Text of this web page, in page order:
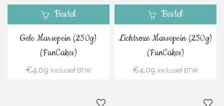
Bestel
Gele Marsepein (250g)
(FunCakes)
€4.09 Inclusief BTW
Bestel
Lichtroze Marsepein (250g)
(FunCakes)
€4.09 Inclusief BTW